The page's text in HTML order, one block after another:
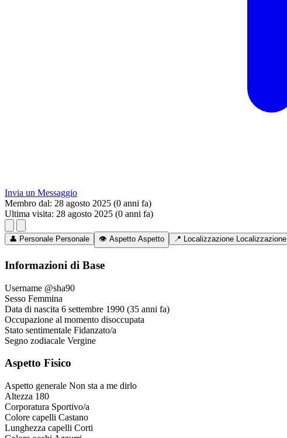
Invia un Messaggio
Membro dal: 28 agosto 2025 (0 anni fa)
Ultima visita: 28 agosto 2025 (0 anni fa)
👤 Personale Personale 👁️ Aspetto Aspetto 📍 Localizzazione Localizzazione
Informazioni di Base
Username @sha90
Sesso Femmina
Data di nascita 6 settembre 1990 (35 anni fa)
Occupazione al momento disoccupata
Stato sentimentale Fidanzato/a
Segno zodiacale Vergine
Aspetto Fisico
Aspetto generale Non sta a me dirlo
Altezza 180
Corporatura Sportivo/a
Colore capelli Castano
Lunghezza capelli Corti